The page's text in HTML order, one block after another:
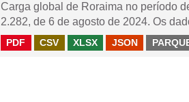
Carga global de Roraima no período
2.282, de 6 de agosto de 2024. Os
PDF CSV XLSX JSON